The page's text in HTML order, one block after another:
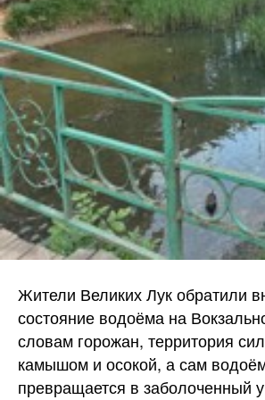
Жители Великих Лук обратили
состояние водоёма на
словам горожан, территория
камышом и осокой, а сам
превращается в заболоченный